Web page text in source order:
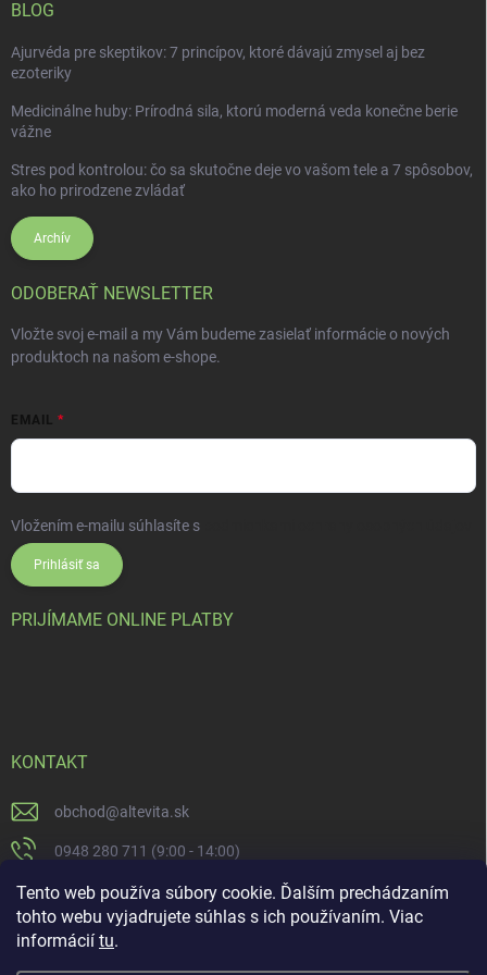
Tento web používa súbory cookie. Ďalším prechádzaním
tohto webu vyjadrujete súhlas s ich používaním. Viac
informácií tu.
BLOG
Ajurvéda pre skeptikov: 7 princípov, ktoré dávajú zmysel aj bez
ezoteriky
Medicinálne huby: Prírodná sila, ktorú moderná veda konečne berie
vážne
Stres pod kontrolou: čo sa skutočne deje vo vašom tele a 7 spôsobov,
ako ho prirodzene zvládať
Archív
ODOBERAŤ NEWSLETTER
Vložte svoj e-mail a my Vám budeme zasielať informácie o nových
produktoch na našom e-shope.
EMAIL
Vložením e-mailu súhlasíte s
Prihlásiť sa
PRIJÍMAME ONLINE PLATBY
KONTAKT
obchod@altevita.sk
0948 280 711 (9:00 - 14:00)
Altevita.sk
altevita